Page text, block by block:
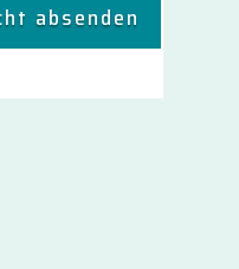
absenden